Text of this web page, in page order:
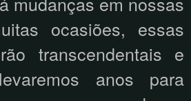
ocasiões, essas
transcendentais e
anos para